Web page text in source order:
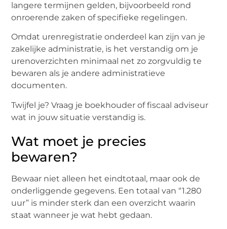
langere termijnen gelden, bijvoorbeeld rond
onroerende zaken of specifieke regelingen.
Omdat urenregistratie onderdeel kan zijn van je
zakelijke administratie, is het verstandig om je
urenoverzichten minimaal net zo zorgvuldig te
bewaren als je andere administratieve
documenten.
Twijfel je? Vraag je boekhouder of fiscaal adviseur
wat in jouw situatie verstandig is.
Wat moet je precies
bewaren?
Bewaar niet alleen het eindtotaal, maar ook de
onderliggende gegevens. Een totaal van “1.280
uur” is minder sterk dan een overzicht waarin
staat wanneer je wat hebt gedaan.